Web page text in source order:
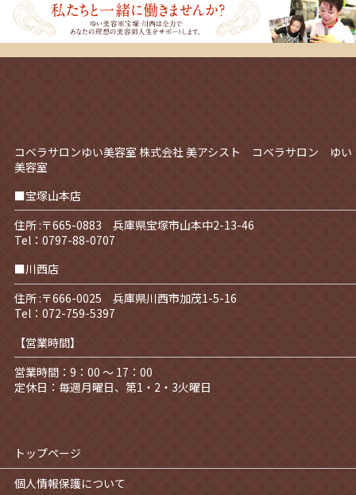
コベラサロンゆい美容室 株式会社 美アシスト コベラサロン ゆい
美容室
■宝塚山本店
住所 :〒665-0883 兵庫県宝塚市山本中2-13-46
Tel：0797-88-0707
■川西店
住所 :〒666-0025 兵庫県川西市加茂1-5-16
Tel：072-759-5397
【営業時間】
営業時間：9：00 ～ 17：00
定休日：毎週月曜日、第1・2・3火曜日
トップページ
個人情報保護について